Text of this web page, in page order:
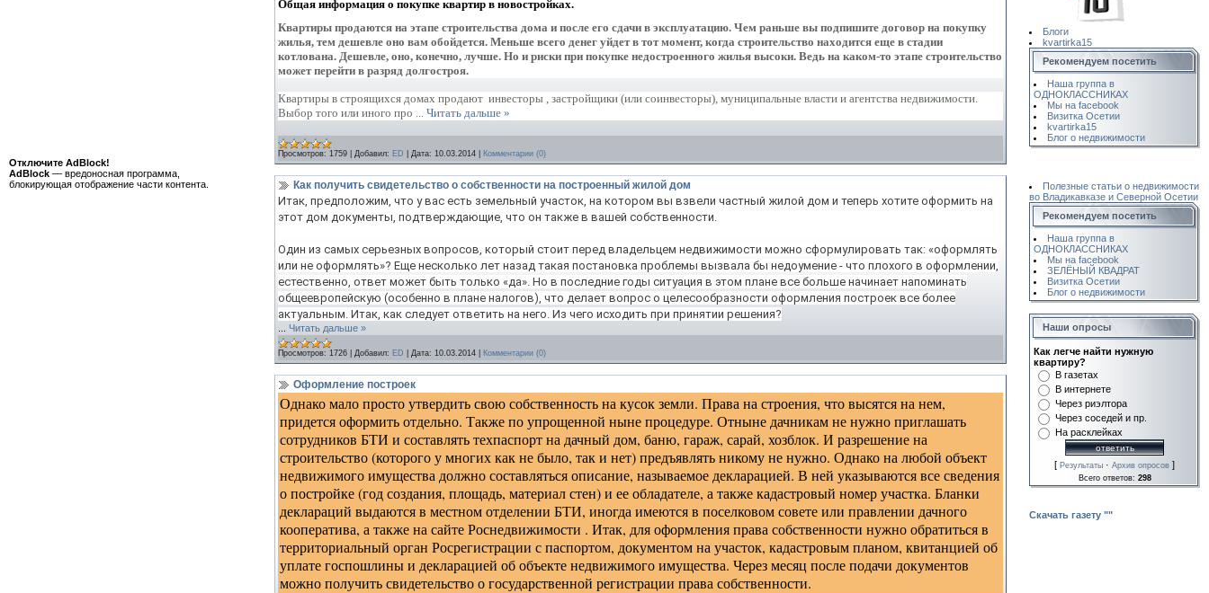
Отключите AdBlock!
AdBlock — вредоносная программа,
блокирующая отображение части контента.
Общая информация о покупке квартир в новостройках.
Квартиры продаются на этапе строительства дома и после его сдачи в эксплуатацию. Чем раньше вы подпишите договор на покупку
жилья, тем дешевле оно вам обойдется. Меньше всего денег уйдет в тот момент, когда строительство находится еще в стадии
котлована. Дешевле, оно, конечно, лучше. Но и риски при покупке недостроенного жилья высоки. Ведь на каком-то этапе строительство
может перейти в разряд долгостроя.
Квартиры в строящихся домах продают инвесторы , застройщики (или соинвесторы), муниципальные власти и агентства недвижимости.
Выбор того или иного про ... Читать дальше »
Просмотров: 1759 Добавил: ED Дата: 10.03.2014 Комментарии (0)
Как получить свидетельство о собственности на построенный жилой дом
Итак, предположим, что у вас есть земельный участок, на котором вы взвели частный жилой дом и теперь хотите оформить на
этот дом документы, подтверждающие, что он также в вашей собственности.
Один из самых серьезных вопросов, который стоит перед владельцем недвижимости можно сформулировать так: «оформлять
или не оформлять»? Еще несколько лет назад такая постановка проблемы вызвала бы недоумение - что плохого в оформлении,
естественно, ответ может быть только «да». Но в последние годы ситуация в этом плане все больше начинает напоминать
общеевропейскую (особенно в плане налогов), что делает вопрос о целесообразности оформления построек все более
актуальным. Итак, как следует ответить на него. Из чего исходить при принятии решения?
Читать дальше »
Просмотров: 1726 Добавил: ED Дата: 10.03.2014 Комментарии (0)
Оформление построек
Однако мало просто утвердить свою собственность на кусок земли. Права на строения, что высятся на нем,
придется оформить отдельно. Также по упрощенной ныне процедуре. Отныне дачникам не нужно приглашать
сотрудников БТИ и составлять техпаспорт на дачный дом, баню, гараж, сарай, хозблок. И разрешение на
строительство (которого у многих как не было, так и нет) предъявлять никому не нужно. Однако на любой объект
недвижимого имущества должно составляться описание, называемое декларацией. В ней указываются все сведения
о постройке (год создания, площадь, материал стен) и ее обладателе, а также кадастровый номер участка. Бланки
деклараций выдаются в местном отделении БТИ, иногда имеются в поселковом совете или правлении дачного
кооператива, а также на сайте Роснедвижимости . Итак, для оформления права собственности нужно обратиться в
территориальный орган Росрегистрации с паспортом, документом на участок, кадастровым планом, квитанцией об
уплате госпошлины и декларацией об объекте недвижимого имущества. Через месяц после подачи документов
можно получить свидетельство о государственной регистрации права собственности.
Блоги
kvartirka15
Рекомендуем посетить
Наша группа в
ОДНОКЛАССНИКАХ
Мы на facebook
Визитка Осетии
kvartirka15
Блог о недвижимости
Полезные статьи о недвижимости
во Владикавказе и Северной Осетии
Рекомендуем посетить
Наша группа в
ОДНОКЛАССНИКАХ
Мы на facebook
ЗЕЛЁНЫЙ КВАДРАТ
Визитка Осетии
Блог о недвижимости
Наши опросы
Как легче найти нужную
квартиру?
В газетах
В интернете
Через риэлтора
Через соседей и пр.
На расклейках
[ Результаты · Архив опросов ]
Всего ответов: 298
Скачать газету ""